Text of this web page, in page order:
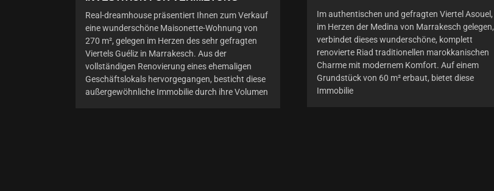
Real-dreamhouse präsentiert Ihnen zum Verkauf
eine wunderschöne Maisonette-Wohnung von
270 m², gelegen im Herzen des sehr gefragten
Viertels Guéliz in Marrakesch. Aus der
vollständigen Renovierung eines ehemaligen
Geschäftslokals hervorgegangen, besticht diese
außergewöhnliche Immobilie durch ihre Volumen
Im authentischen und gefragten Viertel Asouel,
im Herzen der Medina von Marrakesch gelegen,
verbindet dieses wunderschöne, komplett
renovierte Riad traditionellen marokkanischen
Charme mit modernem Komfort. Auf einem
Grundstück von 60 m² erbaut, bietet diese
Immobilie